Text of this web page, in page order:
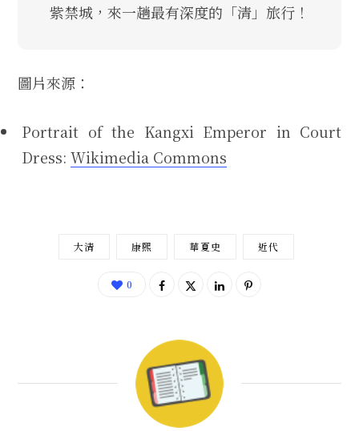
紫禁城，來一趟最有深度的「清」旅行！
圖片來源：
Portrait of the Kangxi Emperor in Court
Dress: Wikimedia Commons
大清 康熙 華夏史 近代
0